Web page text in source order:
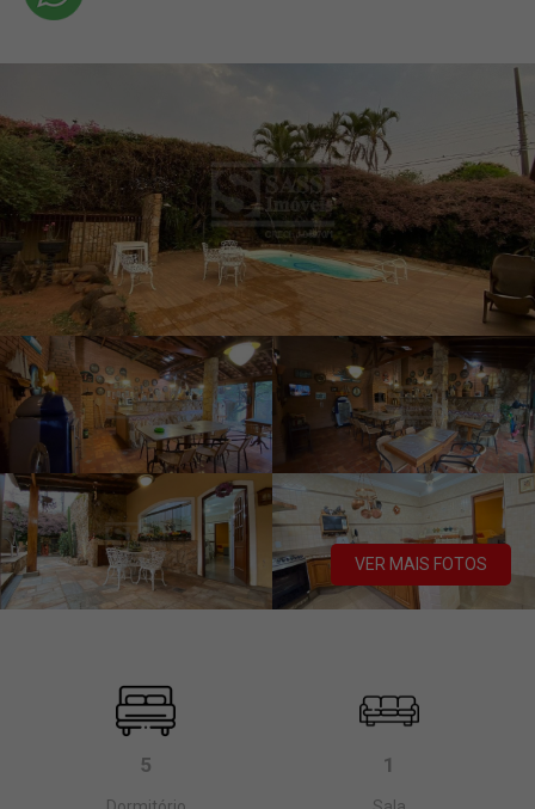
VER MAIS FOTOS
5 1